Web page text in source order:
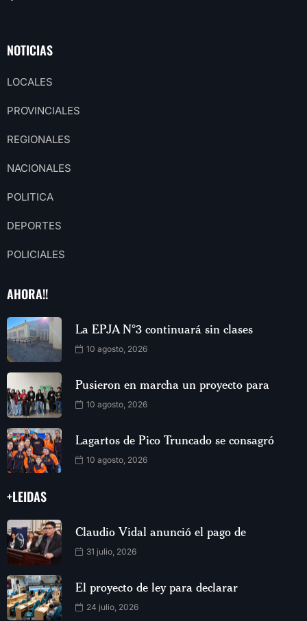
NOTICIAS
LOCALES
PROVINCIALES
REGIONALES
NACIONALES
POLITICA
DEPORTES
POLICIALES
AHORA!!
La EPJA N°3 continuará sin clases
10 agosto, 2026
Pusieron en marcha un proyecto para
10 agosto, 2026
Lagartos de Pico Truncado se consagró
10 agosto, 2026
+LEIDAS
Claudio Vidal anunció el pago de
31 julio, 2026
El proyecto de ley para declarar
24 julio, 2026